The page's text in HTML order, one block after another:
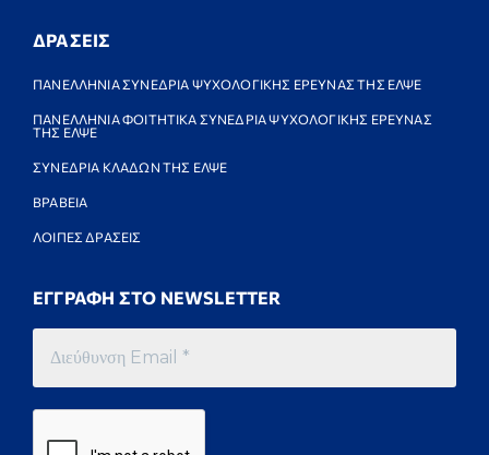
ΔΡΑΣΕΙΣ
ΠΑΝΕΛΛΗΝΙΑ ΣΥΝΕΔΡΙΑ ΨΥΧΟΛΟΓΙΚΗΣ ΕΡΕΥΝΑΣ ΤΗΣ ΕΛΨΕ
ΠΑΝΕΛΛΗΝΙΑ ΦΟΙΤΗΤΙΚΑ ΣΥΝΕΔΡΙΑ ΨΥΧΟΛΟΓΙΚΗΣ ΕΡΕΥΝΑΣ
ΤΗΣ ΕΛΨΕ
ΣΥΝΕΔΡΙΑ ΚΛΑΔΩΝ ΤΗΣ ΕΛΨΕ
ΒΡΑΒΕΙΑ
ΛΟΙΠΕΣ ΔΡΑΣΕΙΣ
ΕΓΓΡΑΦΗ ΣΤΟ NEWSLETTER